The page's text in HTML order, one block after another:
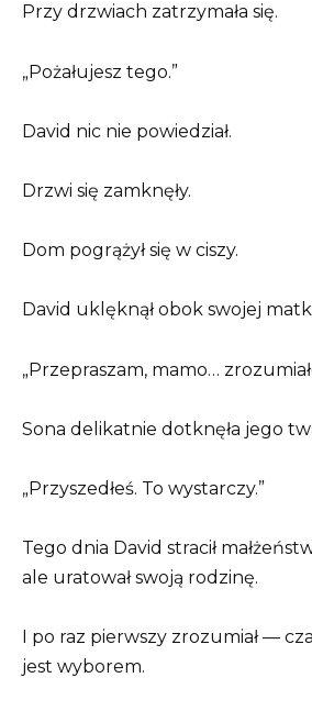
Przy drzwiach zatrzymała się.
„Pożałujesz tego.”
David nic nie powiedział.
Drzwi się zamknęły.
Dom pogrążył się w ciszy.
David uklęknął obok swojej
„Przepraszam, mamo…
Sona delikatnie dotknęła jego
„Przyszedłeś. To wystarczy.”
Tego dnia David stracił
ale uratował swoją rodzinę.
I po raz pierwszy zrozumiał —
jest wyborem.